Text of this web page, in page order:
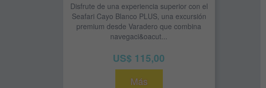
Disfrute de una experiencia superior con el
Seafari Cayo Blanco PLUS, una excursión
premium desde Varadero que combina
navegaci&oacut...
US$ 115,00
Más